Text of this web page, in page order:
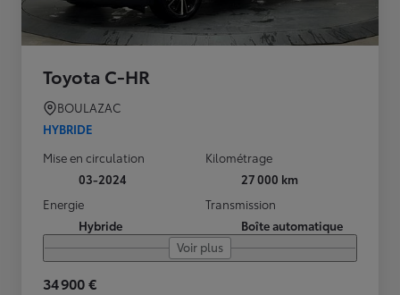
Toyota C-HR
BOULAZAC
HYBRIDE
Mise en circulation
03-2024
Kilométrage
27 000 km
Energie
Hybride
Transmission
Boîte automatique
Voir plus
34 900 €